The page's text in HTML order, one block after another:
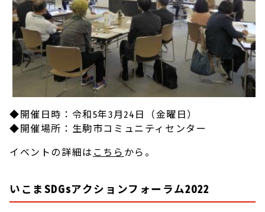
◆開催日時：令和5年3月24日（金曜日）
◆開催場所：生駒市コミュニティセンター
イベントの詳細は こちら から。
いこまSDGsアクションフォーラム2022